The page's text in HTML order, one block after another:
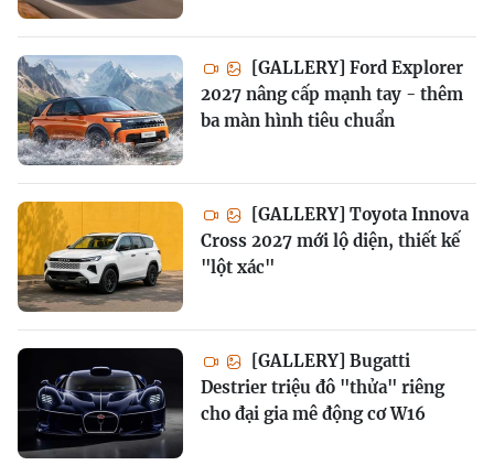
[GALLERY] Ford Explorer
2027 nâng cấp mạnh tay - thêm
ba màn hình tiêu chuẩn
[GALLERY] Toyota Innova
Cross 2027 mới lộ diện, thiết kế
"lột xác"
[GALLERY] Bugatti
Destrier triệu đô "thửa" riêng
cho đại gia mê động cơ W16